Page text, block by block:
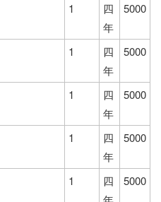
1
四
年
5000
1
四
年
5000
1
四
年
5000
1
四
年
5000
1
四
5000